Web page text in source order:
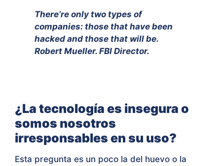
There’re only two types of
companies: those that have been
hacked and those that will be.
Robert Mueller. FBI Director.
¿La tecnología es insegura o
somos nosotros
irresponsables en su uso?
Esta pregunta es un poco la del huevo o la